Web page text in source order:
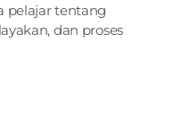
pelajar tentang
dan proses